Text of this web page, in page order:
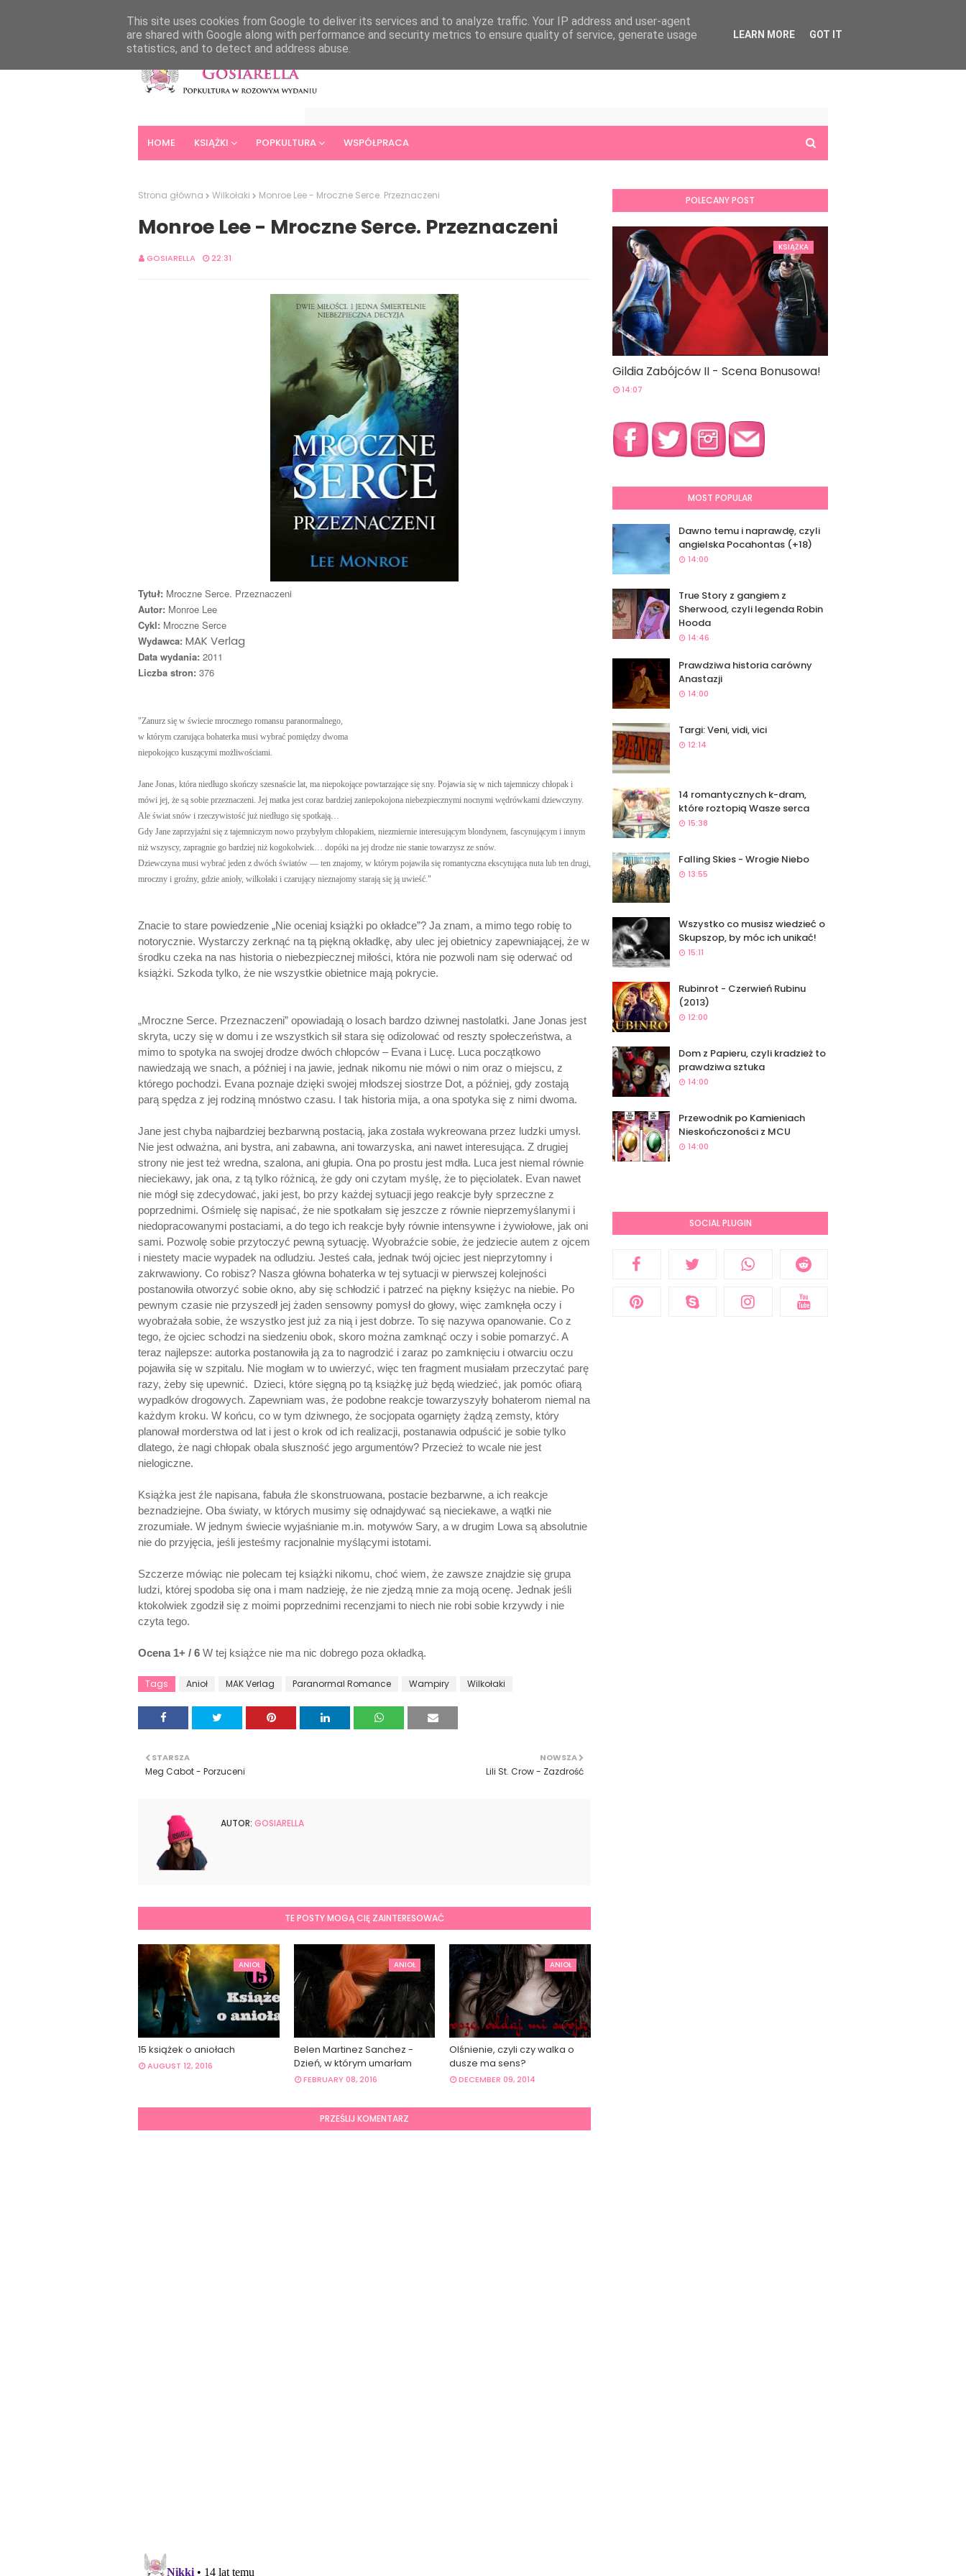
HOME KSIĄŻKI POPKULTURA WSPÓŁPRACA
Strona główna Wilkołaki Monroe Lee - Mroczne Serce. Przeznaczeni
Monroe Lee - Mroczne Serce. Przeznaczeni
GOSIARELLA 22:31
Tytuł: Mroczne Serce. Przeznaczeni
Autor: Monroe Lee
Cykl: Mroczne Serce
Wydawca: MAK Verlag
Data wydania: 2011
Liczba stron: 376
"Zanurz się w świecie mrocznego romansu paranormalnego,
w którym czarująca bohaterka musi wybrać pomiędzy dwoma
niepokojąco kuszącymi możliwościami.
Jane Jonas, która niedługo skończy szesnaście lat, ma niepokojące powtarzające się sny. Pojawia się w nich tajemniczy chłopak i
mówi jej, że są sobie przeznaczeni. Jej matka jest coraz bardziej zaniepokojona niebezpiecznymi nocnymi wędrówkami dziewczyny.
Ale świat snów i rzeczywistość już niedługo się spotkają…
Gdy Jane zaprzyjaźni się z tajemniczym nowo przybyłym chłopakiem, niezmiernie interesującym blondynem, fascynującym i innym
niż wszyscy, zapragnie go bardziej niż kogokolwiek… dopóki na jej drodze nie stanie towarzysz ze snów.
Dziewczyna musi wybrać jeden z dwóch światów –– ten znajomy, w którym pojawiła się romantyczna ekscytująca nuta lub ten drugi,
mroczny i groźny, gdzie anioły, wilkołaki i czarujący nieznajomy starają się ją uwieść."
Znacie to stare powiedzenie „Nie oceniaj książki po okładce”? Ja znam, a mimo tego robię to
notorycznie. Wystarczy zerknąć na tą piękną okładkę, aby ulec jej obietnicy zapewniającej, że w
środku czeka na nas historia o niebezpiecznej miłości, która nie pozwoli nam się oderwać od
książki. Szkoda tylko, że nie wszystkie obietnice mają pokrycie.
„Mroczne Serce. Przeznaczeni” opowiadają o losach bardzo dziwnej nastolatki. Jane Jonas jest
skryta, uczy się w domu i ze wszystkich sił stara się odizolować od reszty społeczeństwa, a
mimo to spotyka na swojej drodze dwóch chłopców – Evana i Lucę. Luca początkowo
nawiedzają we snach, a później i na jawie, jednak nikomu nie mówi o nim oraz o miejscu, z
którego pochodzi. Evana poznaje dzięki swojej młodszej siostrze Dot, a później, gdy zostają
parą spędza z jej rodziną mnóstwo czasu. I tak historia mija, a ona spotyka się z nimi dwoma.
Jane jest chyba najbardziej bezbarwną postacią, jaka została wykreowana przez ludzki umysł.
Nie jest odważna, ani bystra, ani zabawna, ani towarzyska, ani nawet interesująca. Z drugiej
strony nie jest też wredna, szalona, ani głupia. Ona po prostu jest mdła. Luca jest niemal równie
nieciekawy, jak ona, z tą tylko różnicą, że gdy oni czytam myślę, że to pięciolatek. Evan nawet
nie mógł się zdecydować, jaki jest, bo przy każdej sytuacji jego reakcje były sprzeczne z
poprzednimi. Ośmielę się napisać, że nie spotkałam się jeszcze z równie nieprzemyślanymi i
niedopracowanymi postaciami, a do tego ich reakcje były równie intensywne i żywiołowe, jak oni
sami. Pozwolę sobie przytoczyć pewną sytuację. Wyobraźcie sobie, że jedziecie autem z ojcem
i niestety macie wypadek na odludziu. Jesteś cała, jednak twój ojciec jest nieprzytomny i
zakrwawiony. Co robisz? Nasza główna bohaterka w tej sytuacji w pierwszej kolejności
postanowiła otworzyć sobie okno, aby się schłodzić i patrzeć na piękny księżyc na niebie. Po
pewnym czasie nie przyszedł jej żaden sensowny pomysł do głowy, więc zamknęła oczy i
wyobrażała sobie, że wszystko jest już za nią i jest dobrze. To się nazywa opanowanie. Co z
tego, że ojciec schodzi na siedzeniu obok, skoro można zamknąć oczy i sobie pomarzyć. A
teraz najlepsze: autorka postanowiła ją za to nagrodzić i zaraz po zamknięciu i otwarciu oczu
pojawiła się w szpitalu. Nie mogłam w to uwierzyć, więc ten fragment musiałam przeczytać parę
razy, żeby się upewnić. Dzieci, które sięgną po tą książkę już będą wiedzieć, jak pomóc ofiarą
wypadków drogowych. Zapewniam was, że podobne reakcje towarzyszyły bohaterom niemal na
każdym kroku. W końcu, co w tym dziwnego, że socjopata ogarnięty żądzą zemsty, który
planował morderstwa od lat i jest o krok od ich realizacji, postanawia odpuścić je sobie tylko
dlatego, że nagi chłopak obala słuszność jego argumentów? Przecież to wcale nie jest
nielogiczne.
Książka jest źle napisana, fabuła źle skonstruowana, postacie bezbarwne, a ich reakcje
beznadziejne. Oba światy, w których musimy się odnajdywać są nieciekawe, a wątki nie
zrozumiałe. W jednym świecie wyjaśnianie m.in. motywów Sary, a w drugim Lowa są absolutnie
nie do przyjęcia, jeśli jesteśmy racjonalnie myślącymi istotami.
Szczerze mówiąc nie polecam tej książki nikomu, choć wiem, że zawsze znajdzie się grupa
ludzi, której spodoba się ona i mam nadzieję, że nie zjedzą mnie za moją ocenę. Jednak jeśli
ktokolwiek zgodził się z moimi poprzednimi recenzjami to niech nie robi sobie krzywdy i nie
czyta tego.
Ocena 1+ / 6 W tej książce nie ma nic dobrego poza okładką.
Tags Anioł MAK Verlag Paranormal Romance Wampiry Wilkołaki
NOWSZA
Lili St. Crow - Zazdrość
STARSZA
Meg Cabot - Porzuceni
AUTOR: GOSIARELLA
TE POSTY MOGĄ CIĘ ZAINTERESOWAĆ
ANIOŁ
15 książek o aniołach
AUGUST 12, 2016
ANIOŁ
Belen Martinez Sanchez -
Dzień, w którym umarłam
FEBRUARY 08, 2016
ANIOŁ
Olśnienie, czyli czy walka o
dusze ma sens?
DECEMBER 09, 2014
PRZEŚLIJ KOMENTARZ
POLECANY POST
KSIĄŻKA
Gildia Zabójców II - Scena Bonusowa!
14:07
MOST POPULAR
Dawno temu i naprawdę, czyli
angielska Pocahontas (+18)
14:00
True Story z gangiem z
Sherwood, czyli legenda Robin
Hooda
14:46
Prawdziwa historia carówny
Anastazji
14:00
Targi: Veni, vidi, vici
12:14
14 romantycznych k-dram,
które roztopią Wasze serca
15:38
Falling Skies - Wrogie Niebo
13:55
Wszystko co musisz wiedzieć o
Skupszop, by móc ich unikać!
15:11
Rubinrot - Czerwień Rubinu
(2013)
12:00
Dom z Papieru, czyli kradzież to
prawdziwa sztuka
14:00
Przewodnik po Kamieniach
Nieskończoności z MCU
14:00
SOCIAL PLUGIN
This site uses cookies from Google to deliver its services and to analyze traffic. Your IP address and user-agent
are shared with Google along with performance and security metrics to ensure quality of service, generate usage
statistics, and to detect and address abuse.
LEARN MORE GOT IT